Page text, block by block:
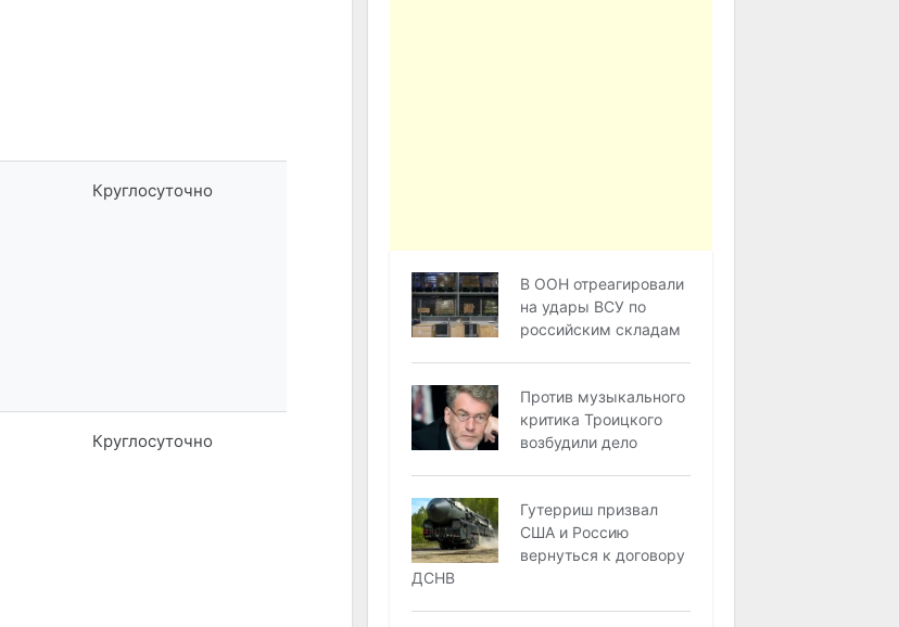
Круглосуточно
Круглосуточно
В ООН отреагировали
на удары ВСУ по
российским складам
Против музыкального
критика Троицкого
возбудили дело
Гутерриш призвал
США и Россию
вернуться к договору
ДСНВ